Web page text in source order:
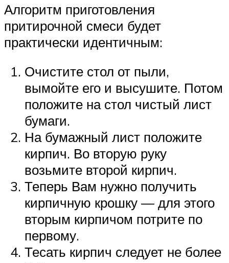
Алгоритм приготовления
притирочной смеси будет
практически идентичным:
Очистите стол от пыли,
вымойте его и высушите. Потом
положите на стол чистый лист
бумаги.
На бумажный лист положите
кирпич. Во вторую руку
возьмите второй кирпич.
Теперь Вам нужно получить
кирпичную крошку — для этого
вторым кирпичом потрите по
первому.
Тесать кирпич следует не более